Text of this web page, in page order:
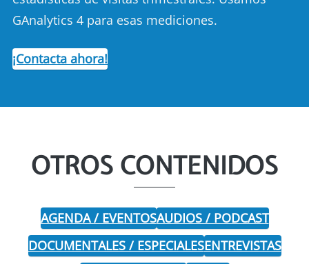
GAnalytics 4 para esas mediciones.
¡Contacta ahora!
OTROS CONTENIDOS
AGENDA / EVENTOSAUDIOS / PODCAST
DOCUMENTALES / ESPECIALESENTREVISTAS